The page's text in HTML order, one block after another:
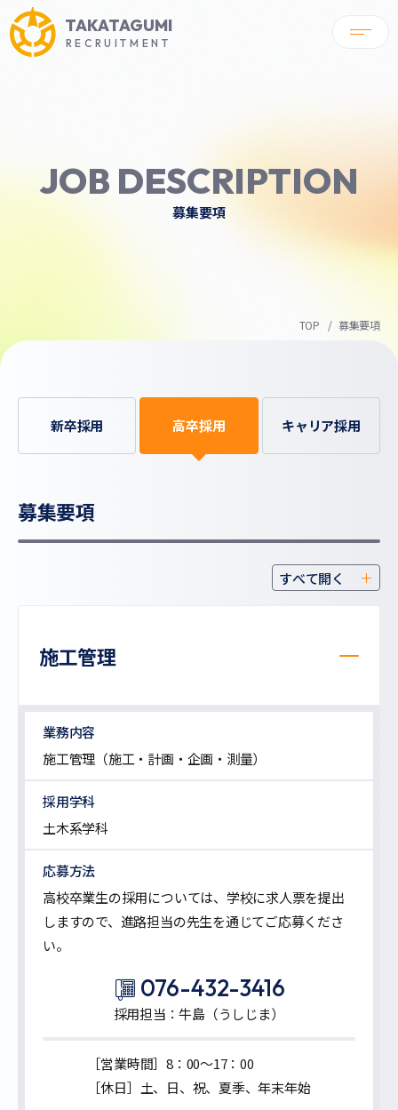
TAKATAGUMI
RECRUITMENT
JOB DESCRIPTION
募集要項
TOP 募集要項
新卒採用 高卒採用 キャリア採用
募集要項
すべて開く
施工管理
業務内容
施工管理（施工・計画・企画・測量）
採用学科
土木系学科
応募方法
高校卒業生の採用については、学校に求人票を提出
しますので、進路担当の先生を通じてご応募くださ
い。
076-432-3416
採用担当：牛島（うしじま）
［営業時間］8：00〜17：00
［休日］土、日、祝、夏季、年末年始